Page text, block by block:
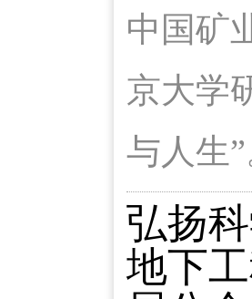
中国矿
京大学
与人生
弘扬
地下